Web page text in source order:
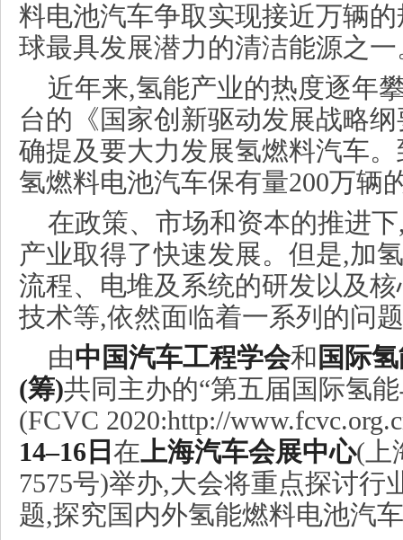
料电池汽车争取实现接近万辆
球最具发展潜力的清洁能源之一
近年来,氢能产业的热度逐年
台的《国家创新驱动发展战略
确提及要大力发展氢燃料汽车
氢燃料电池汽车保有量200万辆
在政策、市场和资本的推进
产业取得了快速发展。但是,加
流程、电堆及系统的研发以及
技术等,依然面临着一系列的问
由中国汽车工程学会和 国际
(筹)共同主办的“第五届国际氢
(FCVC 2020:http://
14–16 日 在上海汽车会展中心(上
7575号)举办,大会将重点探讨行
题,探究国内外氢能燃料电池汽